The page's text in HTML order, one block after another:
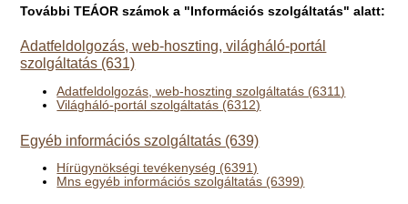
További TEÁOR számok a "Információs szolgáltatás" alatt:
Adatfeldolgozás, web-hoszting, világháló-portál
szolgáltatás (631)
Adatfeldolgozás, web-hoszting szolgáltatás (6311)
Világháló-portál szolgáltatás (6312)
Egyéb információs szolgáltatás (639)
Hírügynökségi tevékenység (6391)
Mns egyéb információs szolgáltatás (6399)